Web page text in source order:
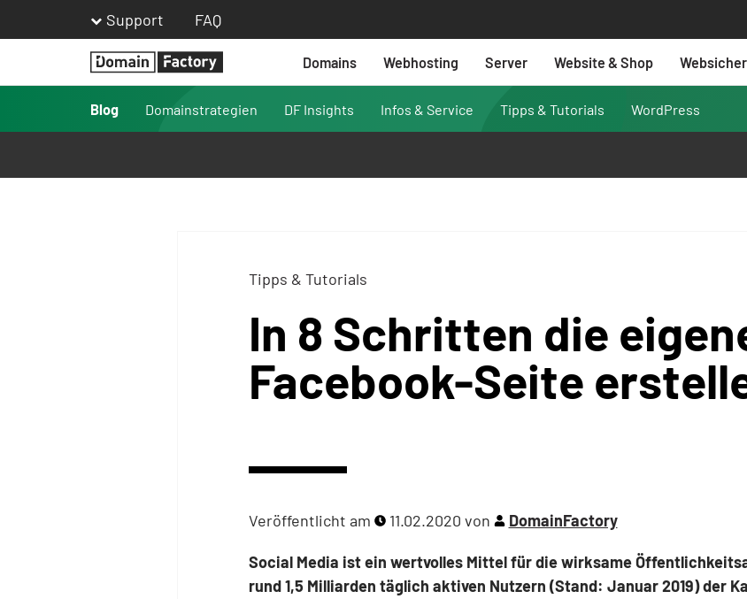
Support FAQ
Homepage
Domains Webhosting Server Website & Shop
Blog
Domainstrategien DF Insights Infos & Service Tipps & Tutorials WordPress
Tipps & Tutorials
In 8 Schritten die
Facebook-Seite
Veröffentlicht am 11.02.2020 von DomainFactory
Social Media ist ein wertvolles Mittel für die wirksame
rund 1,5 Milliarden täglich aktiven Nutzern (Stand: Januar 2019) der